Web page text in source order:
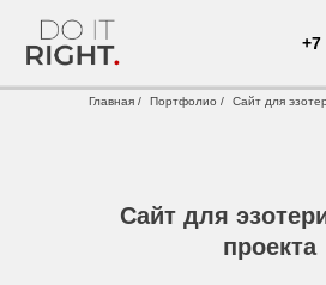
+7
Портфолио / Сайт для
Главная /
Сайт для
проекта